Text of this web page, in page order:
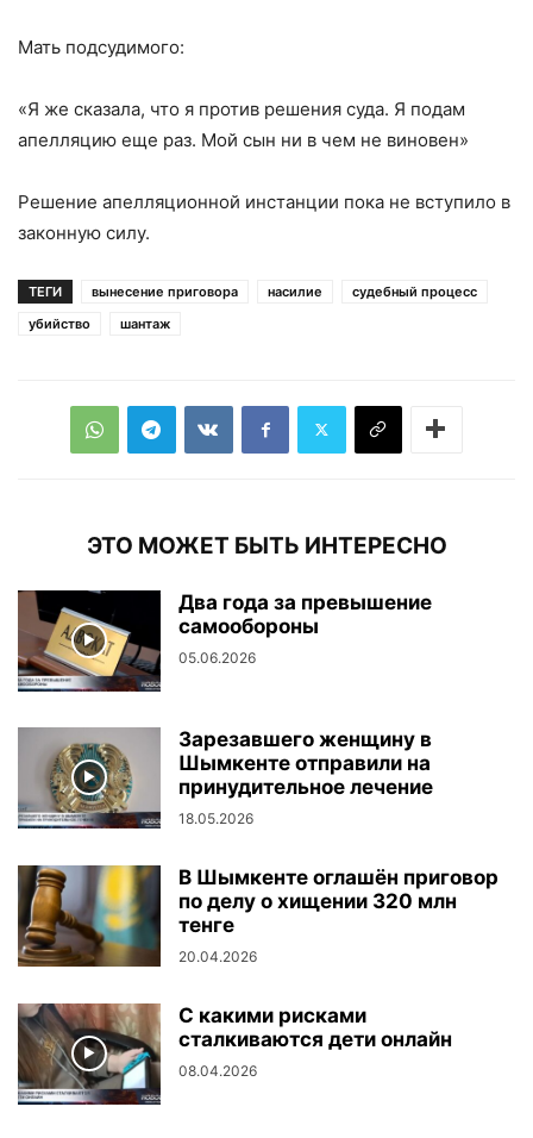
Мать подсудимого:
«Я же сказала, что я против решения суда. Я подам
апелляцию еще раз. Мой сын ни в чем не виновен»
Решение апелляционной инстанции пока не вступило в
законную силу.
ТЕГИ вынесение приговора насилие
судебный процесс
убийство
шантаж
ЭТО МОЖЕТ БЫТЬ ИНТЕРЕСНО
Два года за превышение
самообороны
05.06.2026
Зарезавшего женщину в
Шымкенте отправили на
принудительное лечение
18.05.2026
В Шымкенте оглашён приговор
по делу о хищении 320 млн
тенге
20.04.2026
С какими рисками
сталкиваются дети онлайн
08.04.2026